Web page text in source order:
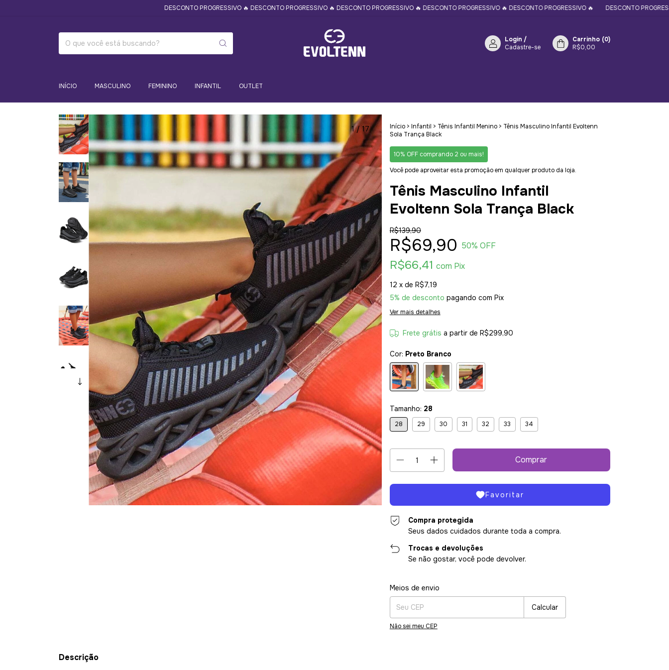
DESCONTO PROGRESSIVO 🔥 DESCONTO PROGRESSIVO 🔥 DESCONTO PROGRESSIVO 🔥 DESCONTO PROGRESSIVO 🔥 DESCONTO PROGRESSIVO 🔥 DESCONTO PROGRESSIVO 🔥
Login /
Cadastre-se
Carrinho (0)
R$0,00
INÍCIO MASCULINO FEMININO INFANTIL OUTLET
1/17 Início > Infantil > Tênis Infantil Menino > Tênis Masculino Infantil Evoltenn
Sola Trança Black
10% OFF comprando 2 ou mais!
Você pode aproveitar esta promoção em qualquer produto da loja.
Tênis Masculino Infantil
Evoltenn Sola Trança Black
R$139,90
R$69,90 50% OFF
R$66,41 com Pix
12 x de R$7,19
5% de desconto pagando com Pix
Ver mais detalhes
Frete grátis a partir deR$299,90
Cor: Preto Branco
Tamanho: 28
28 29 30 31 32 33 34
Favoritar
Compra protegida
Seus dados cuidados durante toda a compra.
Trocas e devoluções
Se não gostar, você pode devolver.
Entregas para o CEP:
Meios de envio
Calcular
Não sei meu CEP
Descrição